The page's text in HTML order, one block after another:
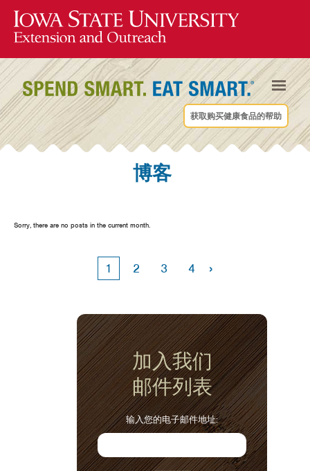
获取购买健康食品的帮助
博客
Sorry, there are no posts in the current month.
1 2 3 4 ›
加入我们
邮件列表
输入您的电子邮件地址: